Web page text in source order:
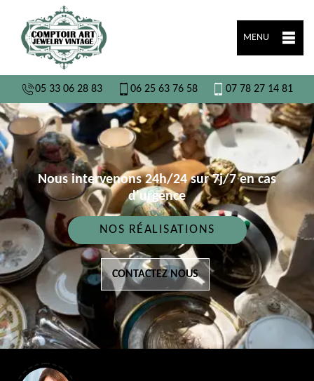
MENU
05 33 06 28 83 06 25 63 76 58 07 78 27 14 81
Nous intervenons 24h/24 sur 7j/7 en cas
d'urgence
NOS RÉALISATIONS
CONTACTEZ NOUS